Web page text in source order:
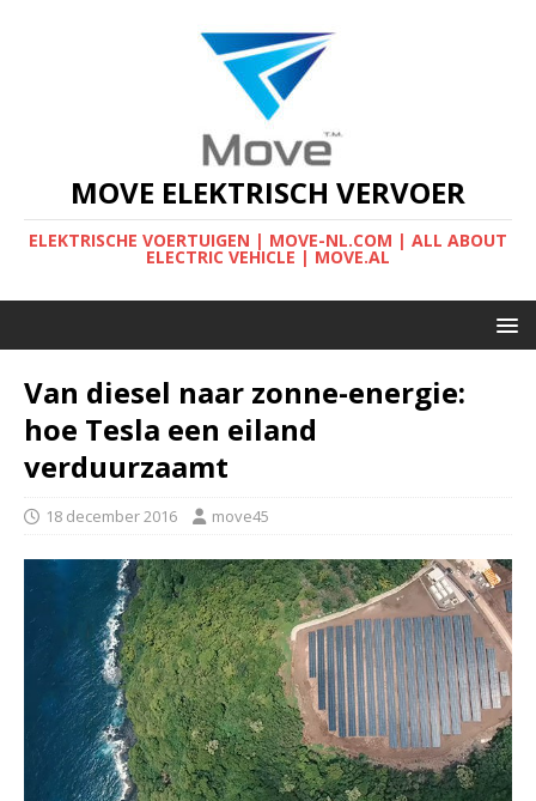
MOVE ELEKTRISCH VERVOER
ELEKTRISCHE VOERTUIGEN | MOVE-NL.COM | ALL ABOUT
ELECTRIC VEHICLE | MOVE.AL
Van diesel naar zonne-energie:
hoe Tesla een eiland
verduurzaamt
18 december 2016 move45